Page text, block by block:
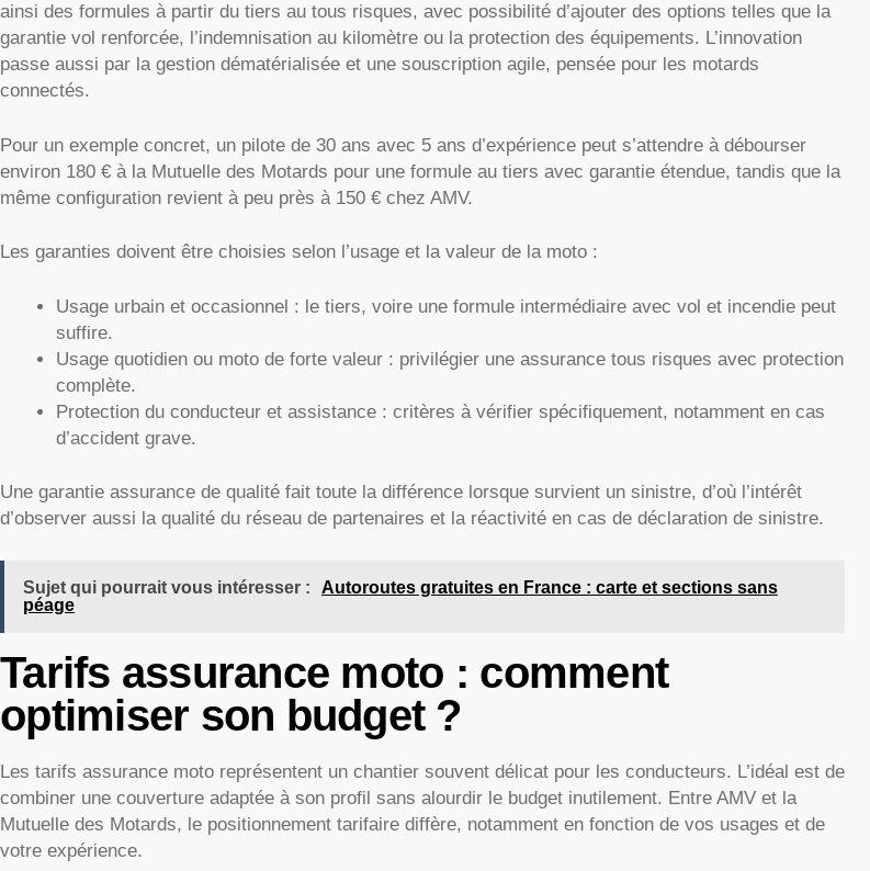
ainsi des formules à partir du tiers au tous risques, avec possibilité d’ajouter des options telles que la
garantie vol renforcée, l’indemnisation au kilomètre ou la protection des équipements. L’innovation
passe aussi par la gestion dématérialisée et une souscription agile, pensée pour les motards
connectés.
Pour un exemple concret, un pilote de 30 ans avec 5 ans d’expérience peut s’attendre à débourser
environ 180 € à la Mutuelle des Motards pour une formule au tiers avec garantie étendue, tandis que la
même configuration revient à peu près à 150 € chez AMV.
Les garanties doivent être choisies selon l’usage et la valeur de la moto :
Usage urbain et occasionnel : le tiers, voire une formule intermédiaire avec vol et incendie peut
suffire.
Usage quotidien ou moto de forte valeur : privilégier une assurance tous risques avec protection
complète.
Protection du conducteur et assistance : critères à vérifier spécifiquement, notamment en cas
d’accident grave.
Une garantie assurance de qualité fait toute la différence lorsque survient un sinistre, d’où l’intérêt
d’observer aussi la qualité du réseau de partenaires et la réactivité en cas de déclaration de sinistre.
Sujet qui pourrait vous intéresser :
Autoroutes gratuites en France : carte et sections sans
péage
Tarifs assurance moto : comment
optimiser son budget ?
Les tarifs assurance moto représentent un chantier souvent délicat pour les conducteurs. L’idéal est de
combiner une couverture adaptée à son profil sans alourdir le budget inutilement. Entre AMV et la
Mutuelle des Motards, le positionnement tarifaire diffère, notamment en fonction de vos usages et de
votre expérience.